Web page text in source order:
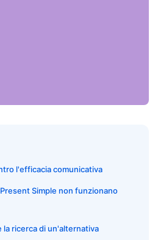
l'efficacia comunicativa
Simple non funzionano
la ricerca di un'alternativa